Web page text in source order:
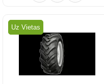
Uz Vietas